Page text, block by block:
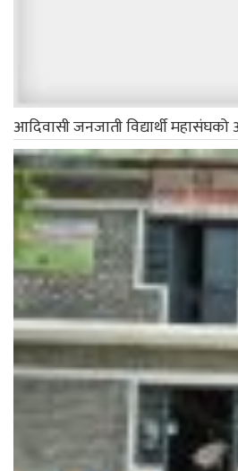
आदिवासी जनजाती विद्यार्थी महासंघको